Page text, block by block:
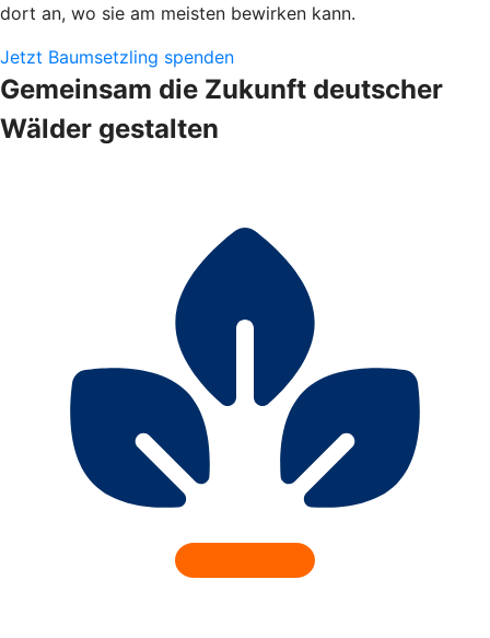
dort an, wo sie am meisten bewirken kann.
Jetzt Baumsetzling spenden
Gemeinsam die Zukunft deutscher
Wälder gestalten